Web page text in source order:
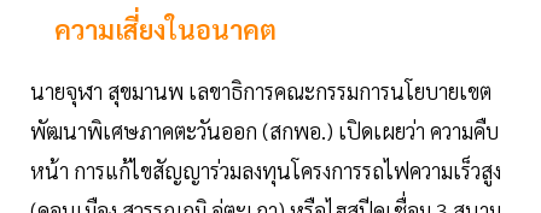
ความเสี่ยงในอนาคต
นายจุฬา สุขมานพ เลขาธิการคณะกรรมการนโยบายเขต
พัฒนาพิเศษภาคตะวันออก (สกพอ.) เปิดเผยว่า ความคืบ
หน้า การแก้ไขสัญญาร่วมลงทุนโครงการรถไฟความเร็วสูง